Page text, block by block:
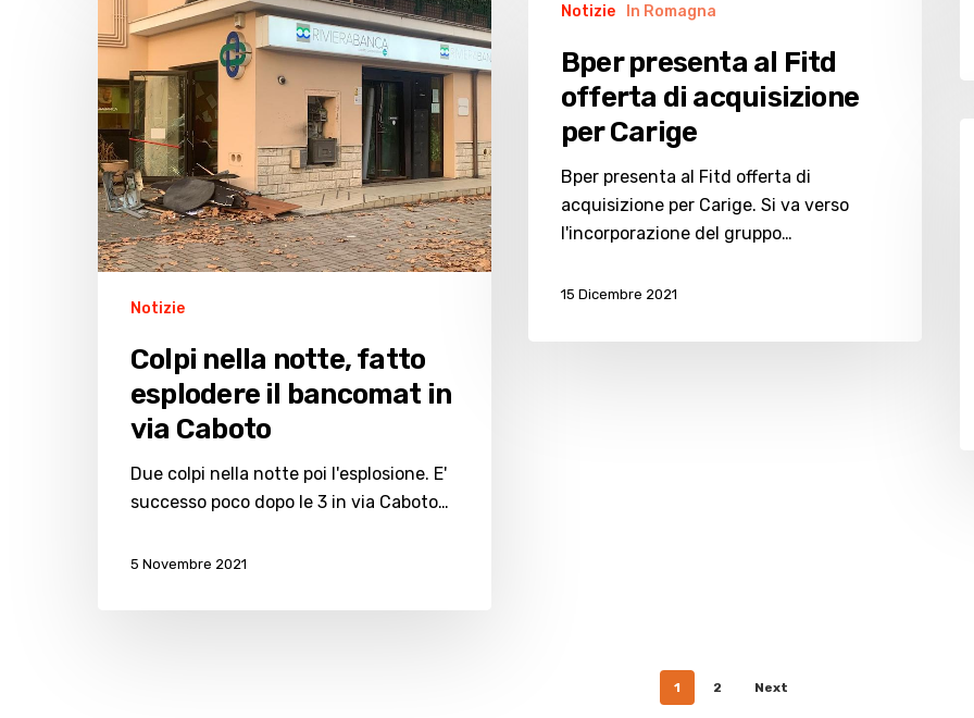
presenta
offerta
Carige
Notizie In Romagna
Bper presenta al Fitd
offerta di acquisizione
per Carige
Bper presenta al Fitd offerta di
acquisizione per Carige. Si va verso
l'incorporazione del gruppo…
15 Dicembre 2021
nella
notte,
fatto
esplodere
il
bancomat
in
via
Caboto
Notizie
Colpi nella notte, fatto
esplodere il bancomat in
via Caboto
Due colpi nella notte poi l'esplosione. E'
successo poco dopo le 3 in via Caboto…
5 Novembre 2021
1 2 Next